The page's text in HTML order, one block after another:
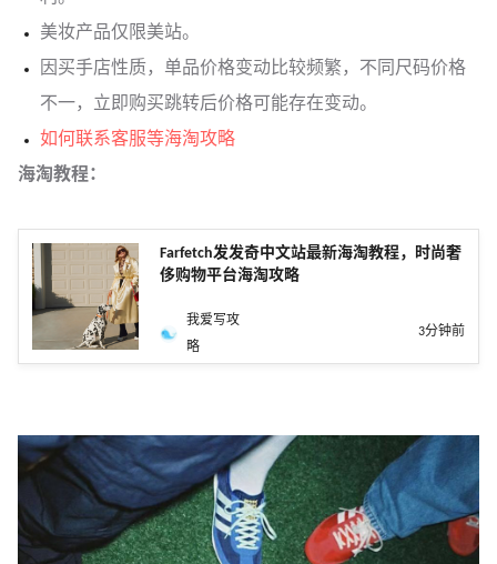
美妆产品仅限美站。
因买手店性质，单品价格变动比较频繁，不同尺码价格
不一，立即购买跳转后价格可能存在变动。
如何联系客服等海淘攻略
海淘教程：
Farfetch发发奇中文站最新海淘教程，时尚奢
侈购物平台海淘攻略
我爱写攻
略
3分钟前